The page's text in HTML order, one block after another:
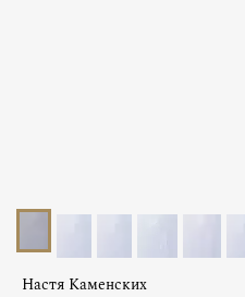
Настя Каменских